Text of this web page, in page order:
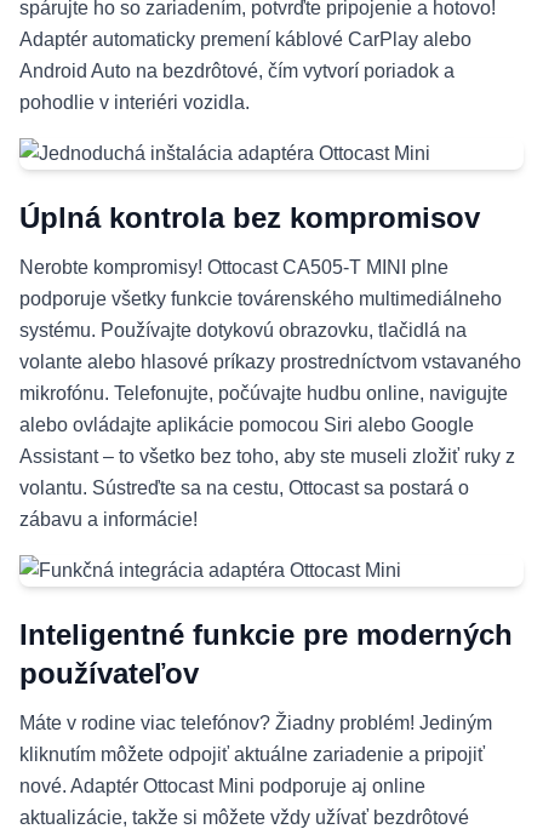
spárujte ho so zariadením, potvrďte pripojenie a hotovo!
Adaptér automaticky premení káblové CarPlay alebo
Android Auto na bezdrôtové, čím vytvorí poriadok a
pohodlie v interiéri vozidla.
Úplná kontrola bez kompromisov
Nerobte kompromisy! Ottocast CA505-T MINI plne
podporuje všetky funkcie továrenského multimediálneho
systému. Používajte dotykovú obrazovku, tlačidlá na
volante alebo hlasové príkazy prostredníctvom vstavaného
mikrofónu. Telefonujte, počúvajte hudbu online, navigujte
alebo ovládajte aplikácie pomocou Siri alebo Google
Assistant – to všetko bez toho, aby ste museli zložiť ruky z
volantu. Sústreďte sa na cestu, Ottocast sa postará o
zábavu a informácie!
Inteligentné funkcie pre moderných
používateľov
Máte v rodine viac telefónov? Žiadny problém! Jediným
kliknutím môžete odpojiť aktuálne zariadenie a pripojiť
nové. Adaptér Ottocast Mini podporuje aj online
aktualizácie, takže si môžete vždy užívať bezdrôtové